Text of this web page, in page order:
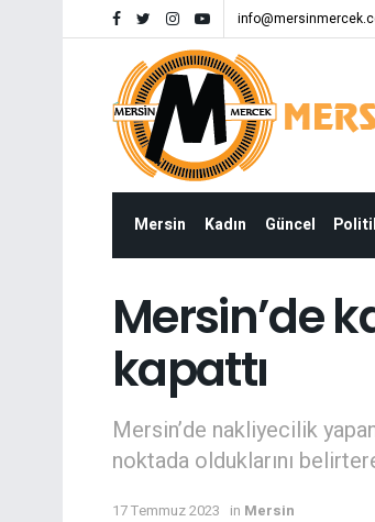
Mersin Kadın Güncel
Mersin’de
kapattı
Mersin’de nakliyecilik
noktada olduklarını
17 Temmuz 2023 in Mersin